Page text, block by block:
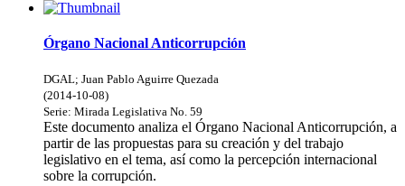
Órgano Nacional Anticorrupción
DGAL; Juan Pablo Aguirre Quezada
(2014-10-08)
Serie: Mirada Legislativa No. 59
Este documento analiza el Órgano Nacional Anticorrupción, a
partir de las propuestas para su creación y del trabajo
legislativo en el tema, así como la percepción internacional
sobre la corrupción.